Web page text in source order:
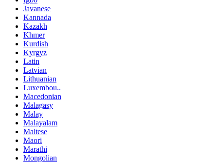
Javanese
Kannada
Kazakh
Khmer
Kurdish
Kyrgyz
Latin
Latvian
Lithuanian
Luxembou..
Macedonian
Malagasy
Malay
Malayalam
Maltese
Maori
Marathi
Mongolian